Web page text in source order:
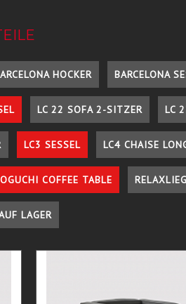
HOCKER BARCELONA
LC 22 SOFA 2-SITZER LC
LC3 SESSEL LC4 CHAISE
COFFEE TABLE
LAGER